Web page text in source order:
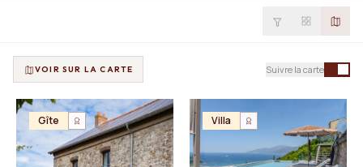
PROPOSER MON LIEU
Annuaire + reportage photo-vidéo, 0 % commission
Déjà référencé ?Espace pro
Offre conciergeries
EXPLORER
JOURNAL
VOIR SUR LA CARTE Suivre la carte
Gîte Villa